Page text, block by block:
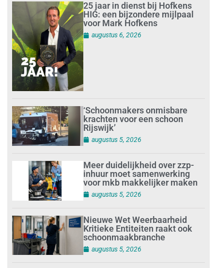
25 jaar in dienst bij Hofkens
HIG: een bijzondere mijlpaal
voor Mark Hofkens
augustus 6, 2026
‘Schoonmakers onmisbare
krachten voor een schoon
Rijswijk’
augustus 5, 2026
Meer duidelijkheid over zzp-
inhuur moet samenwerking
voor mkb makkelijker maken
augustus 5, 2026
Nieuwe Wet Weerbaarheid
Kritieke Entiteiten raakt ook
schoonmaakbranche
augustus 5, 2026